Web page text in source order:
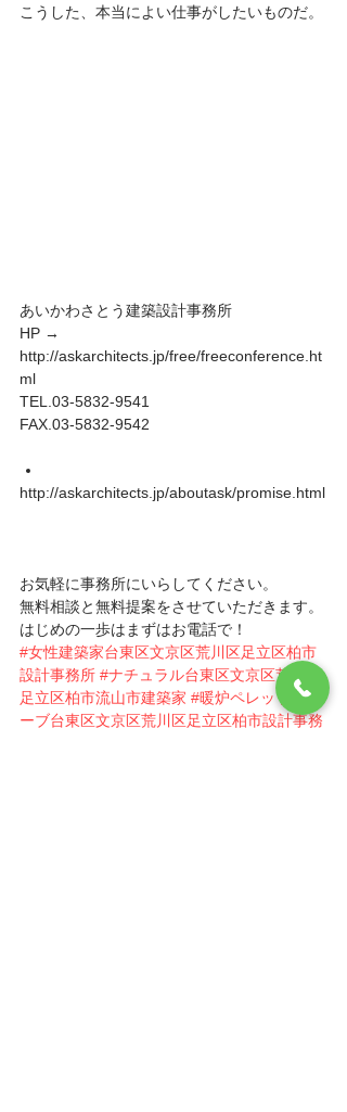
こうした、本当によい仕事がしたいものだ。
あいかわさとう建築設計事務所
HP →
http://askarchitects.jp/free/freeconference.ht
ml
TEL.03-5832-9541
FAX.03-5832-9542
http://askarchitects.jp/aboutask/promise.html
お気軽に事務所にいらしてください。
無料相談と無料提案をさせていただきます。
はじめの一歩はまずはお電話で！
#女性建築家台東区文京区荒川区足立区柏市
設計事務所 #ナチュラル台東区文京区荒川区
足立区柏市流山市建築家 #暖炉ペレットスト
ーブ台東区文京区荒川区足立区柏市設計事務